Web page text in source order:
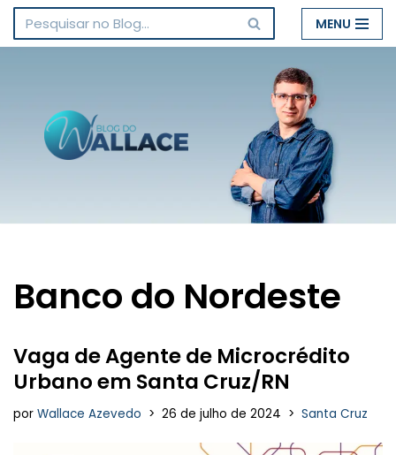
Pular
conteúdo
MENU
Banco do Nordeste
Vaga de Agente de Microcrédito
Urbano em Santa Cruz/RN
por Wallace Azevedo 26 de julho de 2024 Santa Cruz